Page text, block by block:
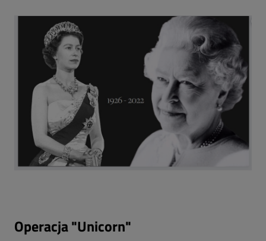
Operacja "Unicorn"